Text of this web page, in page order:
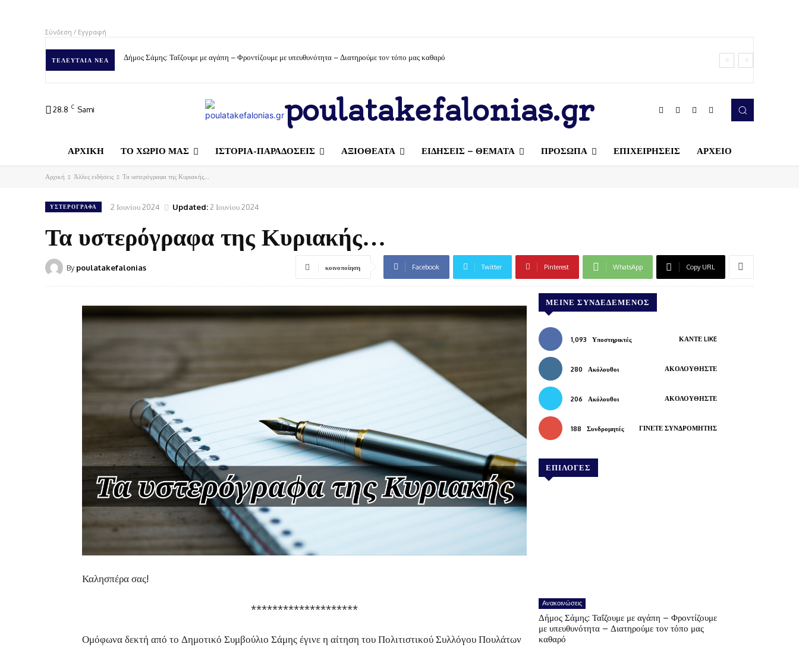
Σύνδεση / Εγγραφή
ΤΕΛΕΥΤΑΊΑ ΝΈΑ Δήμος Σάμης: Ταΐζουμε με αγάπη – Φροντίζουμε με υπευθυνότητα – Διατηρούμε τον τόπο μας καθαρό
28.8 C Sami poulatakefalonias.gr
ΑΡΧΙΚΗ ΤΟ ΧΩΡΙΟ ΜΑΣ ΙΣΤΟΡΙΑ-ΠΑΡΑΔΟΣΕΙΣ ΑΞΙΟΘΕΑΤΑ ΕΙΔΗΣΕΙΣ – ΘΕΜΑΤΑ ΠΡΟΣΩΠΑ ΕΠΙΧΕΙΡΗΣΕΙΣ ΑΡΧΕΙΟ
Αρχική Άλλες ειδήσεις Τα υστερόγραφα της Κυριακής...
ΥΣΤΕΡΌΓΡΑΦΑ 2 Ιουνίου 2024 Updated:2 Ιουνίου 2024
Τα υστερόγραφα της Κυριακής…
By poulatakefalonias κοινοποίηση Facebook Twitter Pinterest WhatsApp Copy URL
Καλησπέρα σας!
********************
Ομόφωνα δεκτή από το Δημοτικό Συμβούλιο Σάμης έγινε η αίτηση του Πολιτιστικού Συλλόγου Πουλάτων
ΜΕΊΝΕ ΣΥΝΔΕΔΕΜΈΝΟΣ
1,093 Υποστηρικτές ΚΆΝΤΕ LIKE
280 Ακόλουθοι ΑΚΟΛΟΥΘΉΣΤΕ
206 Ακόλουθοι ΑΚΟΛΟΥΘΉΣΤΕ
188 Συνδρομητές ΓΊΝΕΤΕ ΣΥΝΔΡΟΜΗΤΉΣ
ΕΠΙΛΟΓΕΣ
Ανακοινώσεις
Δήμος Σάμης: Ταΐζουμε με αγάπη – Φροντίζουμε
με υπευθυνότητα – Διατηρούμε τον τόπο μας
καθαρό